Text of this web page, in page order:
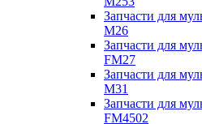
Запчасти для
M26
Запчасти для
FM27
Запчасти для
M31
Запчасти для
FM4502